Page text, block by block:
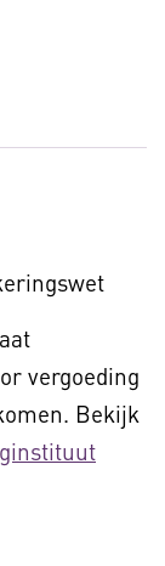
vergoeding
Bekijk